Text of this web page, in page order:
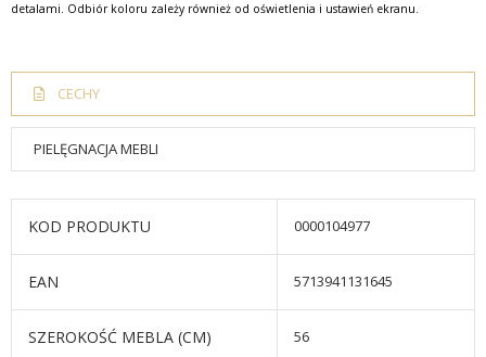
detalami. Odbiór koloru zależy również od oświetlenia i ustawień ekranu.
CECHY
PIELĘGNACJA MEBLI
KOD PRODUKTU 0000104977
EAN 5713941131645
SZEROKOŚĆ MEBLA (CM) 56